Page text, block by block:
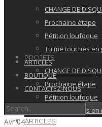
PROJETS
CHANGE DE
Prochaine étape
Pétition loufoque
Tu me touches
ARTICLES
CHANGE DE
Prochaine étape
Pétition loufoque
Tu me touches en
ARTICLES
BOUTIQUE
CONTACTEZ-NOUS
Avr 04